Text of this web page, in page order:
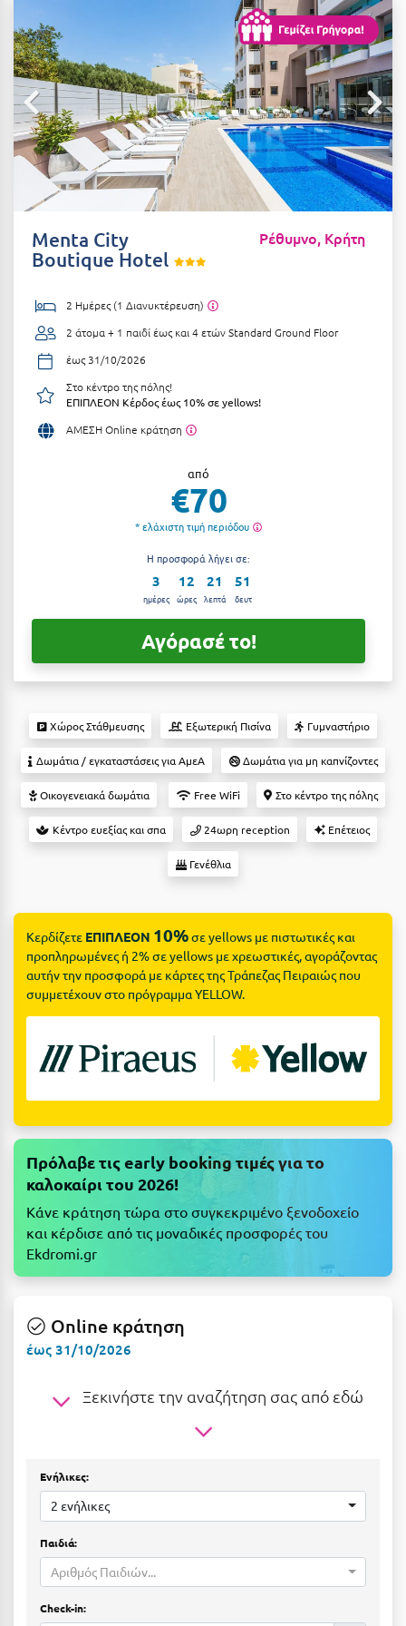
Αλεξανδρούπολη
Αλισσός Αχαΐας
Αλόννησος
Αμαλιάδα
Αμάρυνθος
Αμφίκλεια
Άνδρος
Αντίπαρος
Αράχωβα
Αργολίδα
Αττική
Βansko
Βόλος
Γ
Γαλαξiδι
Γρεβενά
Γύθειο
Δ
Δελφοί
Διακοπτό
Ε
Ελάτη Αρκαδίας
Ελούντα Κρήτης
Ερμιόνη
Ευρυτανία
Ζαγοροχώρια
Ζάκυνθος
Διαμονή Μόνο
Πρωινό
Ημιδιατροφή
Ημιδιατροφή + Ποτά
Πλήρης Διατροφή
Ένα Γεύμα
ΤΎΠΟΣ ΚΑΤΑΛΎΜΑΤΟΣ
Ξενοδοχεία 1 Αστέρι
Ξενοδοχεία 2 Αστέρων
Ξενοδοχεία 3 Αστέρων
Ενοικιαζόμενα Δωμάτια
Ξενώνες
Camping
Suites
Δες όλα τα πακέτα διακοπών
Menta City
Boutique Hotel
Ρέθυμνο, Κρήτη
2 Ημέρες (1 Διανυκτέρευση)
2 άτομα + 1 παιδί έως και 4 ετώνStandard Ground Floor
έως 31/10/2026
Στο κέντρο της πόλης!
ΕΠΙΠΛΕΟΝ Κέρδος έως 10% σε yellows!
ΑΜΕΣΗ Online κράτηση
από
€70
* ελάχιστη τιμή περιόδου
Η προσφορά λήγει σε:
3
ημέρες
12
ώρες
21
λεπτά
50
δευτ
Αγόρασέ το!
Χώρος Στάθμευσης Εξωτερική Πισίνα Γυμναστήριο
Δωμάτια / εγκαταστάσεις για ΑμεΑ Δωμάτια για μη καπνίζοντες
Οικογενειακά δωμάτια Free WiFi Στο κέντρο της πόλης
Κέντρο ευεξίας και σπα 24ωρη reception Επέτειος
Γενέθλια
Κερδίζετε ΕΠΙΠΛΕΟΝ 10%σε yellows με πιστωτικές και
προπληρωμένες ή 2% σε yellows με χρεωστικές, αγοράζοντας
αυτήν την προσφορά με κάρτες της Τράπεζας Πειραιώς που
συμμετέχουν στο πρόγραμμα YELLOW.
Πρόλαβε τις early booking τιμές για το
καλοκαίρι του 2026!
Κάνε κράτηση τώρα στο συγκεκριμένο ξενοδοχείο
και κέρδισε από τις μοναδικές προσφορές του
Ekdromi.gr
Online κράτηση
έως 31/10/2026
Ξεκινήστε την αναζήτηση σας από εδώ
Ενήλικες:
2 ενήλικες
Παιδιά:
Αριθμός Παιδιών...
Check-in: